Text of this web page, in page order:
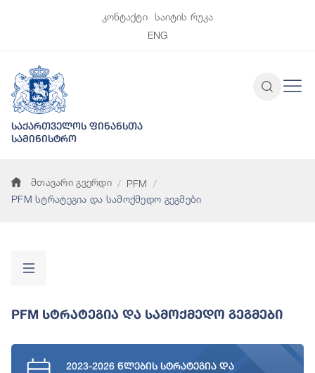
კონტაქტი
საიტის რუკა
ENG
საქართველოს ფინანსთა
სამინისტრო
მთავარი გვერდი
PFM
PFM სტრატეგია და სამოქმედო გეგმები
PFM Სტრატეგია Და Სამოქმედო Გეგმები
2023-2026 წლების სტრატეგია და